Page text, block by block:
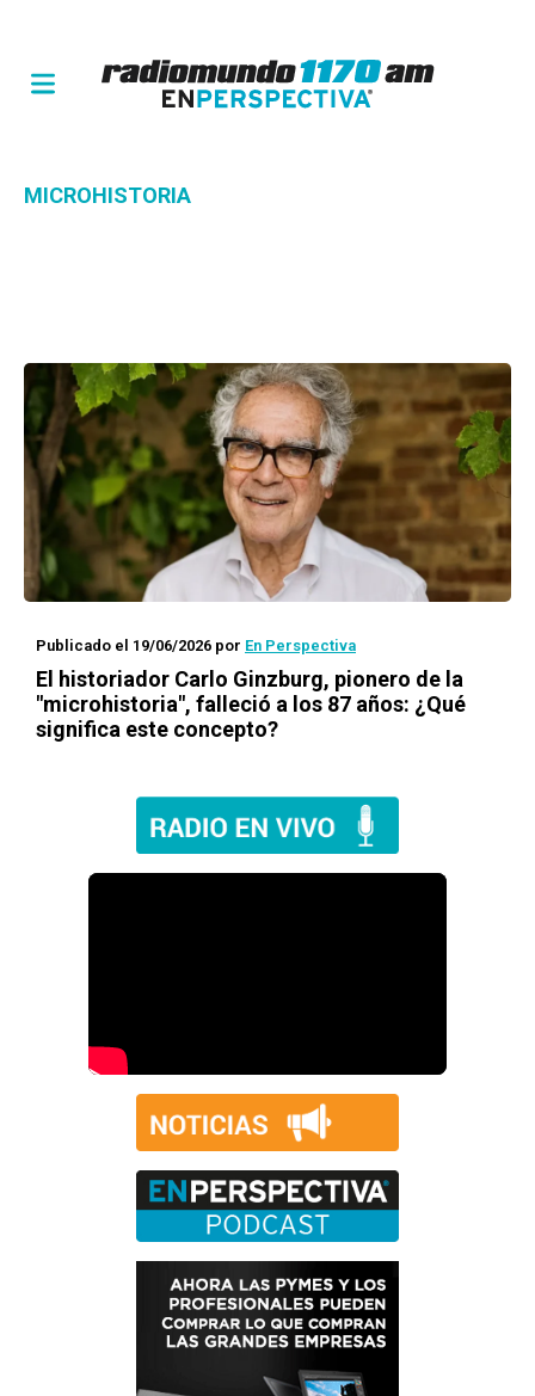
MICROHISTORIA
Publicado el 19/06/2026 por En Perspectiva
El historiador Carlo Ginzburg, pionero de la
"microhistoria", falleció a los 87 años: ¿Qué
significa este concepto?